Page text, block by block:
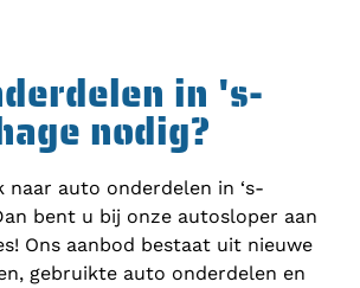
in 's-
nodig?
naar auto onderdelen in ‘s-
bent u bij onze autosloper aan
Ons aanbod bestaat uit nieuwe
gebruikte auto onderdelen en